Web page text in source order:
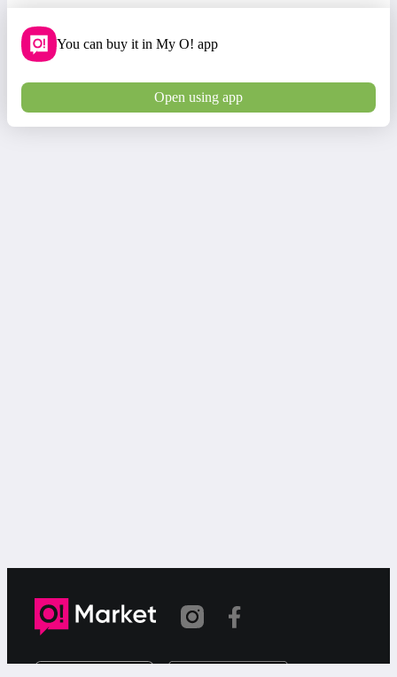
You can buy it in My O! app
Open using app